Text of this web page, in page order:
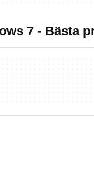
7 - Bästa